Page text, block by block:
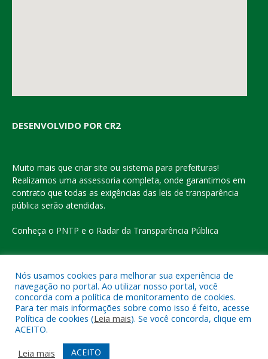
DESENVOLVIDO POR CR2
Muito mais que criar site ou sistema para prefeituras!
Realizamos uma assessoria completa, onde garantimos em
contrato que todas as exigências das leis de transparência
pública serão atendidas.
Conheça o PNTP e o Radar da Transparência Pública
Todos os direitos reservados a Prefeitura Municipal de Eldorado
do Carajás
Mapa do Site
Acessar o Webmail
Nós usamos cookies para melhorar sua experiência de
navegação no portal. Ao utilizar nosso portal, você
concorda com a política de monitoramento de cookies.
Para ter mais informações sobre como isso é feito, acesse
Política de cookies (Leia mais). Se você concorda, clique em
ACEITO.
Leia mais
ACEITO